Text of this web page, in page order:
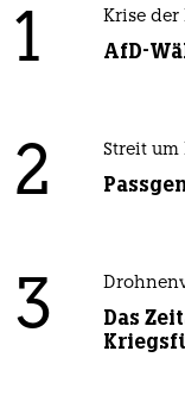
1 Krise der
AfD-
2 Streit um
3
Das